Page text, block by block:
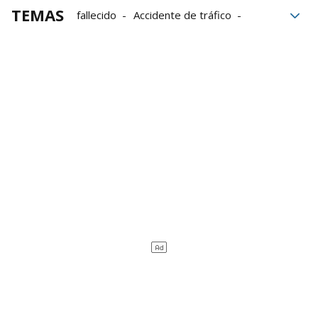
TEMAS fallecido
Accidente de tráfico